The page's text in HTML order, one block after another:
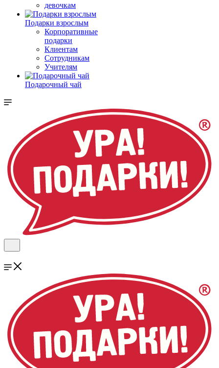
девочкам
Подарки взрослым
Корпоративные
подарки
Клиентам
Сотрудникам
Учителям
Подарочный чай